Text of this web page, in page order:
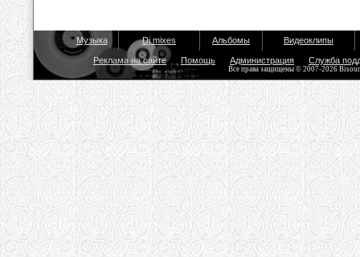
Музыка Dj mixes Альбомы Видеоклипы
Реклама на сайте Помощь Администрация Служба
Все права защищены © 2007-2026